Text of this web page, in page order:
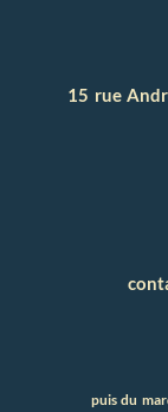
15 rue
puis du